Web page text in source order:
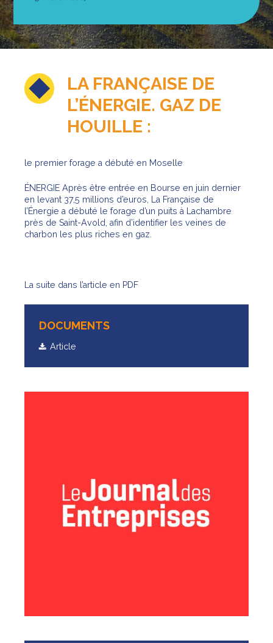
LA FRANÇAISE DE
L’ÉNERGIE. GAZ DE
HOUILLE :
le premier forage a débuté en Moselle
ÉNERGIE Après être entrée en Bourse en juin dernier
en levant 37,5 millions d’euros, La Française de
l’Énergie a débuté le forage d’un puits à Lachambre
près de Saint-Avold, afin d’identifier les veines de
charbon les plus riches en gaz.
La suite dans l’article en PDF
DOCUMENTS
Article